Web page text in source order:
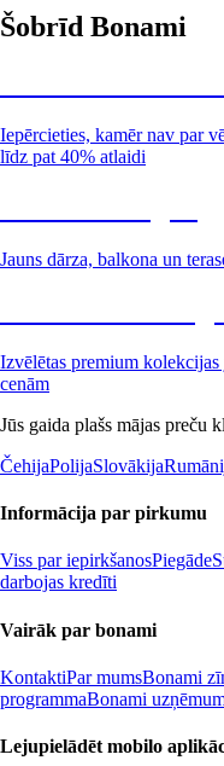
Šobrīd Bonami
Iepērcieties, kamēr nav par
līdz pat 40% atlaidi
Jauns dārza, balkona un
Izvēlētas premium
cenām
Jūs gaida plašs mājas preču
ČehijaPolijaSlovākija
Informācija par pirkumu
Viss par iepirkšanosPiegāde
darbojas kredīti
Vairāk par bonami
KontaktiPar mumsBonami
programmaBonami
Lejupielādēt mobilo